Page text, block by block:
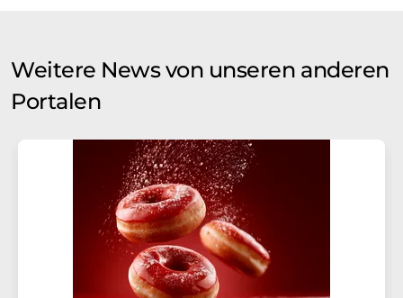
Weitere News von unseren anderen
Portalen